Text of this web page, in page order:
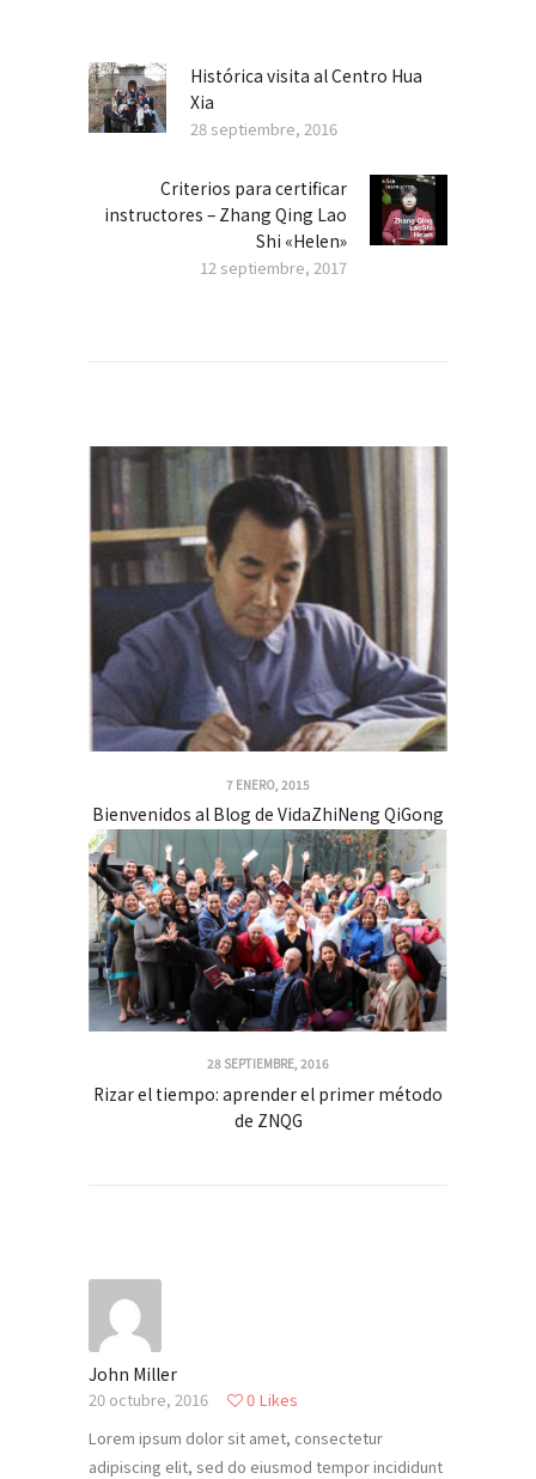
entradasPrevious
post:
Histórica visita al Centro Hua
Xia
28 septiembre, 2016
Next
Criterios para certificar
instructores – Zhang Qing Lao
Shi «Helen»
12 septiembre, 2017
7 ENERO, 2015
Bienvenidos al Blog de VidaZhiNeng QiGong
28 SEPTIEMBRE, 2016
Rizar el tiempo: aprender el primer método
de ZNQG
John Miller
20 octubre, 2016 0 Likes
Lorem ipsum dolor sit amet, consectetur
adipiscing elit, sed do eiusmod tempor incididunt